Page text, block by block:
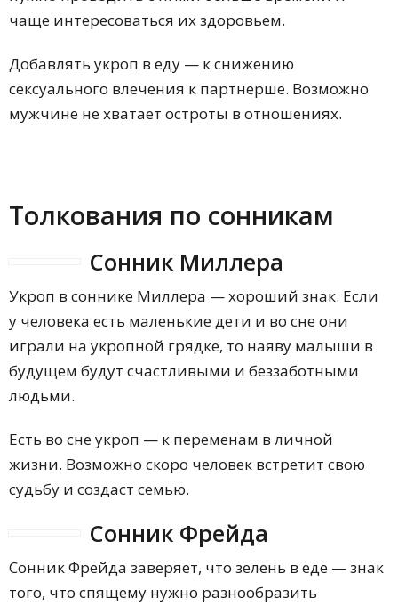
чаще интересоваться их здоровьем.
Добавлять укроп в еду — к снижению
сексуального влечения к партнерше. Возможно
мужчине не хватает остроты в отношениях.
Толкования по сонникам
Сонник Миллера
Укроп в соннике Миллера — хороший знак. Если
у человека есть маленькие дети и во сне они
играли на укропной грядке, то наяву малыши в
будущем будут счастливыми и беззаботными
людьми.
Есть во сне укроп — к переменам в личной
жизни. Возможно скоро человек встретит свою
судьбу и создаст семью.
Сонник Фрейда
Сонник Фрейда заверяет, что зелень в еде — знак
того, что спящему нужно разнообразить